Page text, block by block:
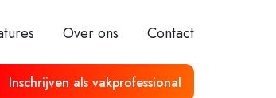
Over ons Contact
Inschrijven als vakprofessional